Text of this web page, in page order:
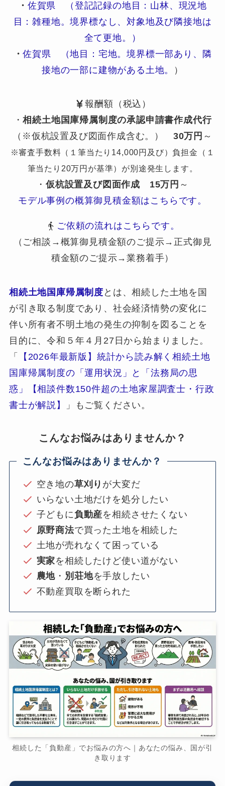
・ 佐賀県 （登記記録の地目：山林、現況地
目：雑種地。境界標なし、対象地及び隣接地は
全て更地。）
・佐賀県 （地目：宅地。境界標一部あり、隣
接地の一部に建物がある土地。
）
報酬額（税込）
・相続土地国庫帰属制度の承認申請書作成代行
（※仮杭設置及び図面作成含む。） 30万円 ～
※審査手数料（１筆当たり14,000円及び）負担金（１
筆当たり20万円が基準）が別途発生します。
・ 仮杭設置及び図面作成 15万円 ～
モデル事例の概算御見積金額はこちらです。
ご依頼の流れはこちらです。
（ご相談→概算御見積金額のご提示→正式御見
積金額のご提示→業務着手）
相続土地国庫帰属制度 とは、相続した土地を国
が引き取る制度であり、社会経済情勢の変化に
伴い所有者不明土地の発生の抑制を図ることを
目的に、令和５年４月27日から始まりました。
「
【2026年最新版】統計から読み解く相続土地
国庫帰属制度の「運用状況」と「法務局の思
惑」【相談件数150件超の土地家屋調査士・行政
書士が解説】
」もご覧ください。
こんなお悩みはありませんか？
こんなお悩みはありませんか？
空き地の草刈り が大変だ
いらない土地だけを処分したい
子どもに負動産を相続させたくない
原野商法で買った土地を相続した
土地が売れなくて困っている
実家を相続したけど使い道がない
農地 ・ 別荘地を手放したい
不動産買取を断られた
相続した「負動産」でお悩みの方へ｜あなたの悩み、国が引
き取ります